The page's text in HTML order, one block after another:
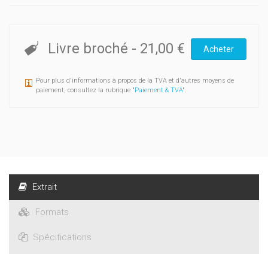
thérésien, le recensement de la population de 1766 et le
croisement de celui-ci avec les ressorts paroissiaux.
Livre broché - 21,00 € Acheter
Pour plus d'informations à propos de la TVA et d'autres moyens de
paiement, consultez la rubrique "Paiement & TVA".
Extrait
Formats
Spécifications